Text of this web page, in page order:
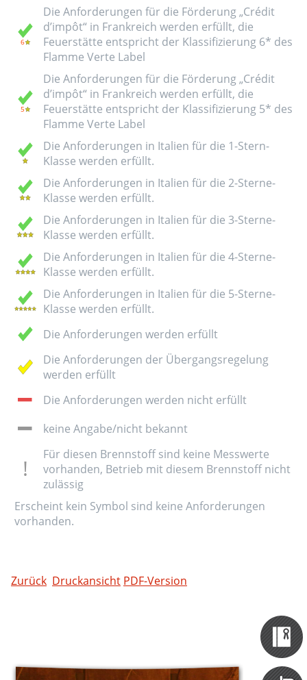
Themen
Die Anforderungen für die Förderung „Crédit
d’impôt“ in Frankreich werden erfüllt, die
Feuerstätte entspricht der Klassifizierung 6* des
Flamme Verte Label
Die Anforderungen für die Förderung „Crédit
d’impôt“ in Frankreich werden erfüllt, die
Feuerstätte entspricht der Klassifizierung 5* des
Flamme Verte Label
Die Anforderungen in Italien für die 1-Stern-
Klasse werden erfüllt.
Die Anforderungen in Italien für die 2-Sterne-
Klasse werden erfüllt.
Die Anforderungen in Italien für die 3-Sterne-
Klasse werden erfüllt.
Die Anforderungen in Italien für die 4-Sterne-
Klasse werden erfüllt.
Die Anforderungen in Italien für die 5-Sterne-
Klasse werden erfüllt.
Die Anforderungen werden erfüllt
Die Anforderungen der Übergangsregelung
werden erfüllt
Die Anforderungen werden nicht erfüllt
keine Angabe/nicht bekannt
Für diesen Brennstoff sind keine Messwerte
vorhanden, Betrieb mit diesem Brennstoff nicht
zulässig
Erscheint kein Symbol sind keine Anforderungen
vorhanden.
Zurück Druckansicht PDF-Version